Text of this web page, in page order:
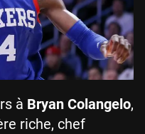
à Bryan Colangelo,
riche, chef